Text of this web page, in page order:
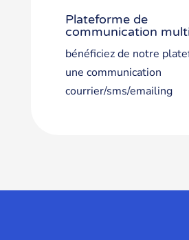
Plateforme de
communication
bénéficiez de notre
une communication
courrier/sms/emailing